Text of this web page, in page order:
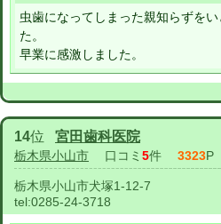
虫歯になってしまった親知らずを
た。
早業に感激しました。
14位 宮田歯科医院
栃木県小山市 口コミ 5件 3323P
栃木県小山市犬塚1-12-7
tel:0285-24-3718